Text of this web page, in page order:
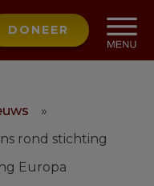
DONEER
»
rond stichting
Europa